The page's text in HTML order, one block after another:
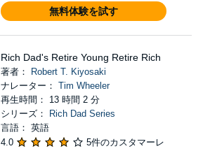
無料体験を試す
Rich Dad's Retire Young Retire Rich
著者：
Robert T. Kiyosaki
ナレーター： Tim Wheeler
再生時間： 13 時間 2 分
シリーズ：
Rich Dad Series
言語： 英語
4.0
5件のカスタマーレ